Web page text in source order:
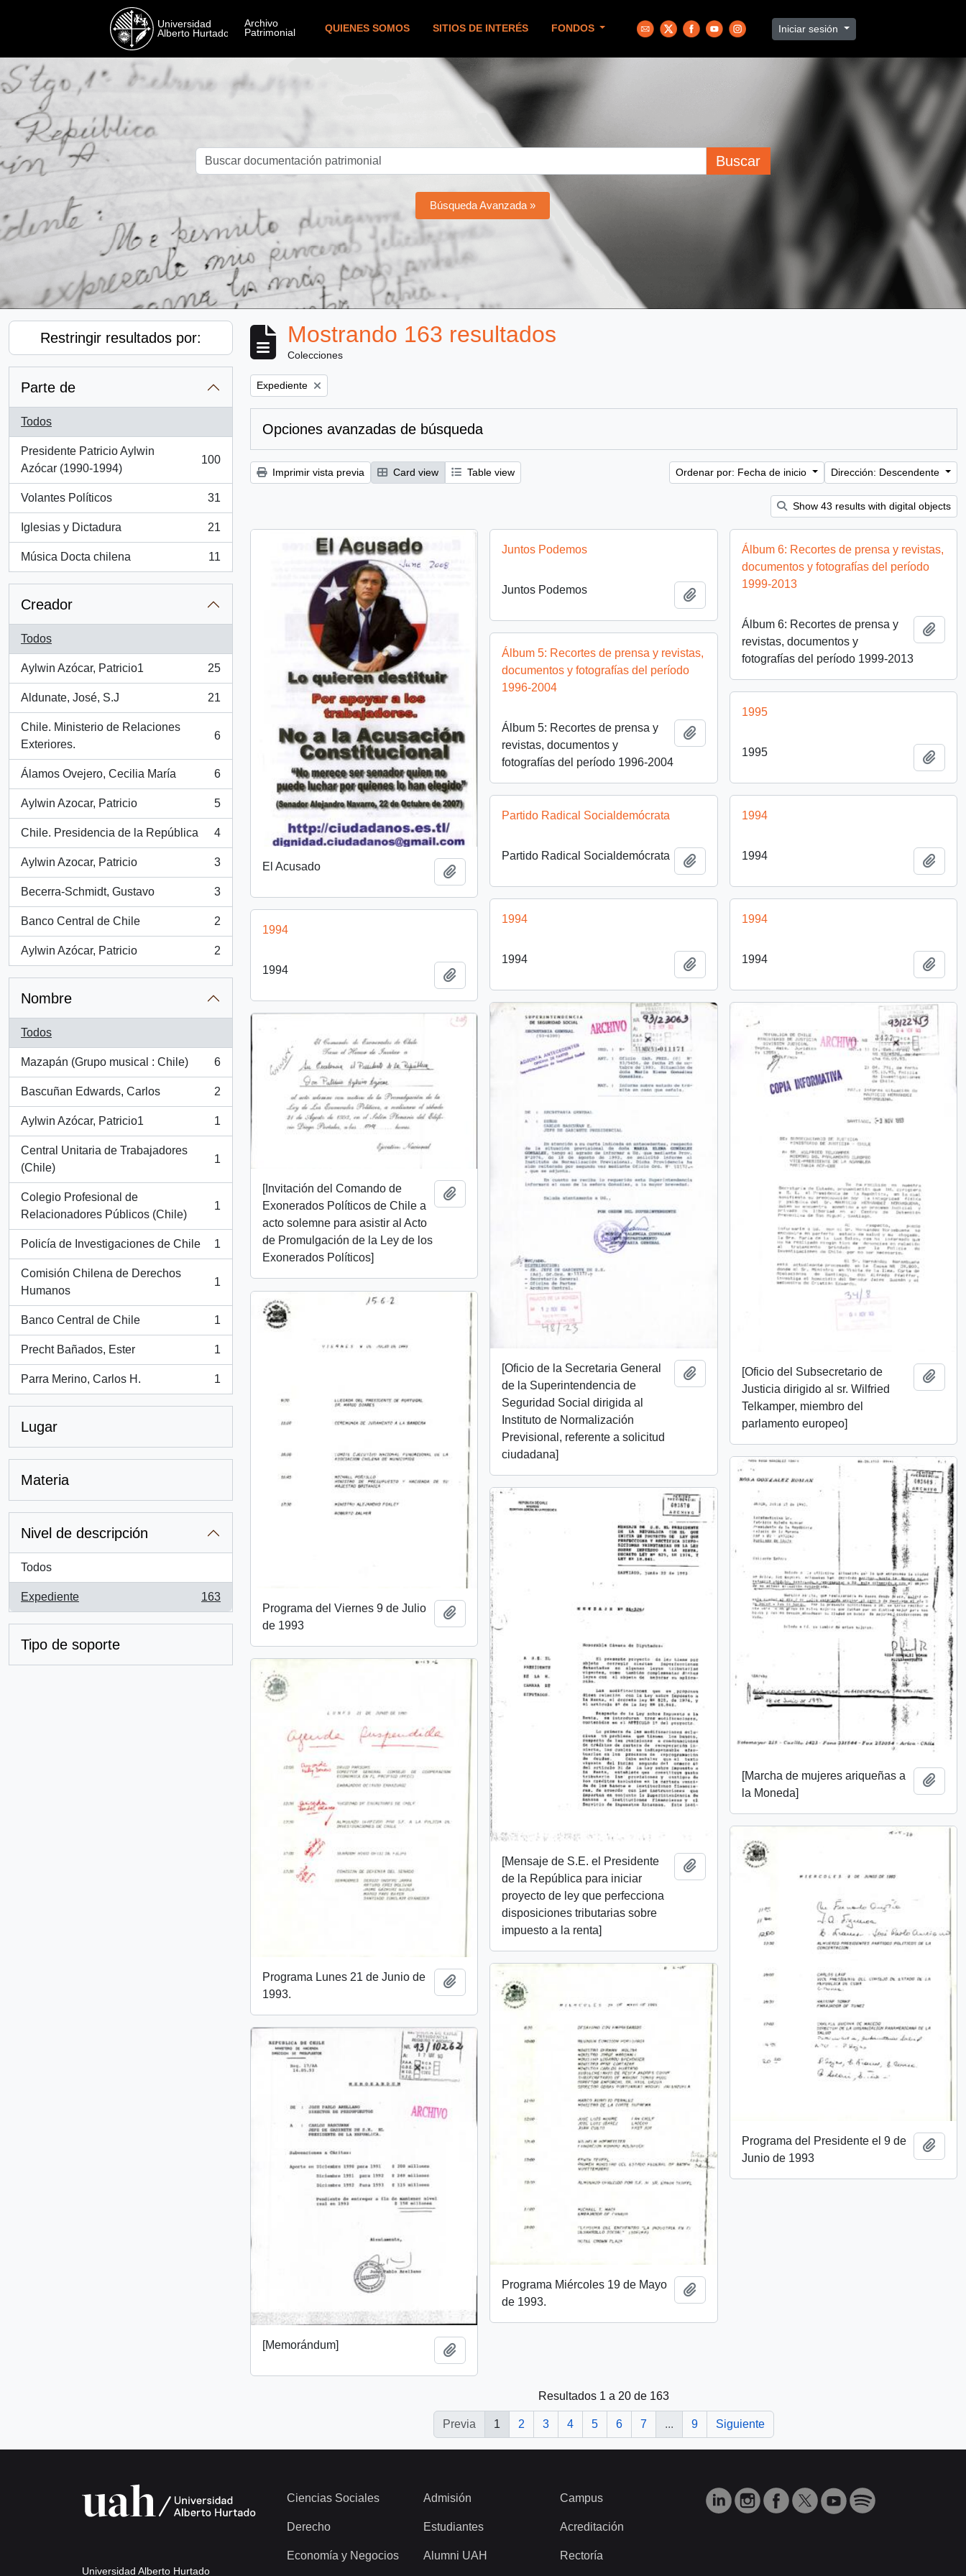
QUIENES SOMOS SITIOS DE INTERÉS FONDOS Iniciar sesión
Buscar
Búsqueda Avanzada »
Restringir resultados por:
Parte de
Todos
Presidente Patricio Aylwin
Azócar (1990-1994)
, 100 resultados
100
Volantes Políticos
, 31 resultados
31
Iglesias y Dictadura
, 21 resultados
21
Música Docta chilena
, 11 resultados
11
Creador
Todos
Aylwin Azócar, Patricio1
, 25 resultados
25
Aldunate, José, S.J
, 21 resultados
21
Chile. Ministerio de Relaciones
Exteriores.
, 6 resultados
6
Álamos Ovejero, Cecilia María
, 6 resultados
6
Aylwin Azocar, Patricio
, 5 resultados
5
Chile. Presidencia de la República
, 4 resultados
4
Aylwin Azocar, Patricio
, 3 resultados
3
Becerra-Schmidt, Gustavo
, 3 resultados
3
Banco Central de Chile
, 2 resultados
2
Aylwin Azócar, Patricio
, 2 resultados
2
Nombre
Todos
Mazapán (Grupo musical : Chile)
, 6 resultados
6
Bascuñan Edwards, Carlos
, 2 resultados
2
Aylwin Azócar, Patricio1
, 1 resultados
1
Central Unitaria de Trabajadores
(Chile)
, 1 resultados
1
Colegio Profesional de
Relacionadores Públicos (Chile)
, 1 resultados
1
Policía de Investigaciones de Chile
, 1 resultados
1
Comisión Chilena de Derechos
Humanos
, 1 resultados
1
Banco Central de Chile
, 1 resultados
1
Precht Bañados, Ester
, 1 resultados
1
Parra Merino, Carlos H.
, 1 resultados
1
Lugar
Materia
Nivel de descripción
Todos
Expediente
, 163 resultados
163
Tipo de soporte
Mostrando 163 resultados
Colecciones
Remove filter:
Expediente
Opciones avanzadas de búsqueda
Imprimir vista previa Card view Table view Ordenar por: Fecha de inicio Dirección: Descendente
Show 43 results with digital objects
El Acusado
Juntos Podemos
Juntos Podemos Añadir al portapapeles
Álbum 6: Recortes de prensa y revistas,
documentos y fotografías del período
1999-2013
Álbum 6: Recortes de prensa y
revistas, documentos y
fotografías del período 1999-2013
Álbum 5: Recortes de prensa y revistas,
documentos y fotografías del período
1996-2004
Álbum 5: Recortes de prensa y
revistas, documentos y
fotografías del período 1996-2004
Añadir al portapapeles
1995
1995
Partido Radical Socialdemócrata
Partido Radical Socialdemócrata Añadir al portapapeles
1994
1994
1994
1994 Añadir al portapapeles
1994
1994
1994
1994
[Oficio de la Secretaria General
de la Superintendencia de
Seguridad Social dirigida al
Instituto de Normalización
Previsional, referente a solicitud
ciudadana]
Añadir al portapapeles
[Oficio del Subsecretario de
Justicia dirigido al sr. Wilfried
Telkamper, miembro del
parlamento europeo]
[Invitación del Comando de
Exonerados Políticos de Chile a
acto solemne para asistir al Acto
de Promulgación de la Ley de los
Exonerados Políticos]
Añadir al portapapeles
Programa del Viernes 9 de Julio
de 1993
Añadir al portapapeles
[Marcha de mujeres ariqueñas a
la Moneda]
[Mensaje de S.E. el Presidente
de la República para iniciar
proyecto de ley que perfecciona
disposiciones tributarias sobre
impuesto a la renta]
Añadir al portapapeles
Programa Lunes 21 de Junio de
1993.
Añadir al portapapeles
Programa del Presidente el 9 de
Junio de 1993
Programa Miércoles 19 de Mayo
de 1993.
Añadir al portapapeles
[Memorándum]
Resultados 1 a 20 de 163
Previa 1 2 3 4 5 6 7 ... 9 Siguiente
Universidad Alberto Hurtado
Ciencias Sociales
Derecho
Economía y Negocios
Admisión
Estudiantes
Alumni UAH
Campus
Acreditación
Rectoría